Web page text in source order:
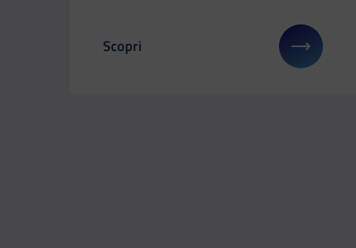
Il link ti porterà ad avere maggiori dettagli
Scopri